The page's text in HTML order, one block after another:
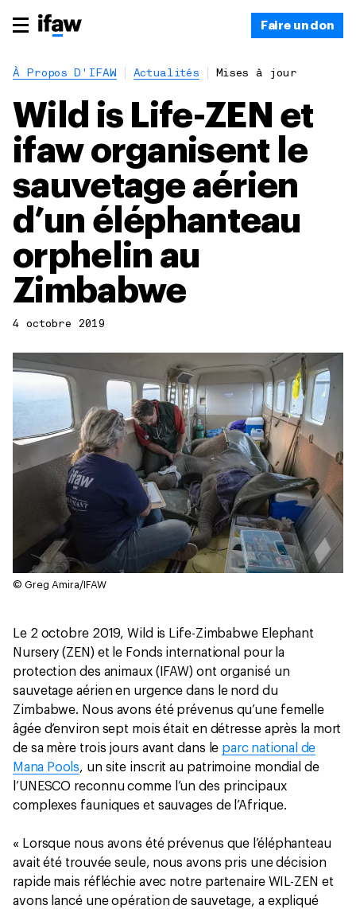
Faire un don
À Propos D'IFAW Actualités Mises à jour
Wild is Life-ZEN et
ifaw organisent le
sauvetage aérien
d’un éléphanteau
orphelin au
Zimbabwe
4 octobre 2019
© Greg Amira/IFAW
Le 2 octobre 2019, Wild is Life-Zimbabwe Elephant
Nursery (ZEN) et le Fonds international pour la
protection des animaux (IFAW) ont organisé un
sauvetage aérien en urgence dans le nord du
Zimbabwe. Nous avons été prévenus qu’une femelle
âgée d’environ sept mois était en détresse après la mort
de sa mère trois jours avant dans le parc national de
Mana Pools, un site inscrit au patrimoine mondial de
l’UNESCO reconnu comme l’un des principaux
complexes fauniques et sauvages de l’Afrique.
« Lorsque nous avons été prévenus que l’éléphanteau
avait été trouvée seule, nous avons pris une décision
rapide mais réfléchie avec notre partenaire WIL-ZEN et
avons lancé une opération de sauvetage, a expliqué